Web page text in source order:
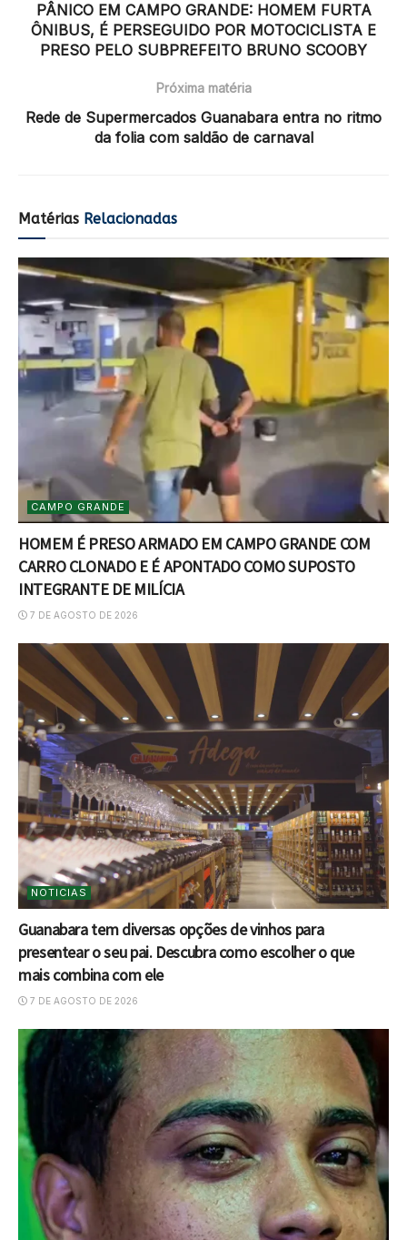
PÂNICO EM CAMPO GRANDE: HOMEM FURTA
ÔNIBUS, É PERSEGUIDO POR MOTOCICLISTA E
PRESO PELO SUBPREFEITO BRUNO SCOOBY
Próxima matéria
Rede de Supermercados Guanabara entra no ritmo
da folia com saldão de carnaval
Matérias Relacionadas
CAMPO GRANDE
HOMEM É PRESO ARMADO EM CAMPO GRANDE COM
CARRO CLONADO E É APONTADO COMO SUPOSTO
INTEGRANTE DE MILÍCIA
7 DE AGOSTO DE 2026
NOTICIAS
Guanabara tem diversas opções de vinhos para
presentear o seu pai. Descubra como escolher o que
mais combina com ele
7 DE AGOSTO DE 2026